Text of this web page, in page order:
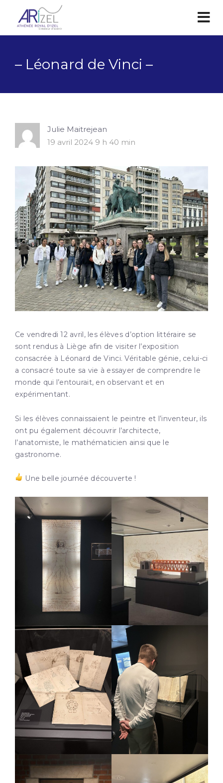
– Léonard de Vinci –
Julie Maitrejean
19 avril 2024 9 h 40 min
Ce vendredi 12 avril, les élèves d’option littéraire se
sont rendus à Liège afin de visiter l’exposition
consacrée à Léonard de Vinci. Véritable génie, celui-ci
a consacré toute sa vie à essayer de comprendre le
monde qui l’entourait, en observant et en
expérimentant.
Si les élèves connaissaient le peintre et l’inventeur, ils
ont pu également découvrir l’architecte,
l’anatomiste, le mathématicien ainsi que le
gastronome.
Une belle journée découverte !